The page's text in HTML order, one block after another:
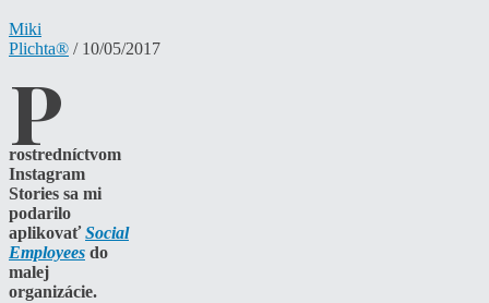
Miki
Plichta® / 10/05/2017
P
rostredníctvom
Instagram
Stories sa mi
podarilo
aplikovaťSocial
Employees do
malej
organizácie.